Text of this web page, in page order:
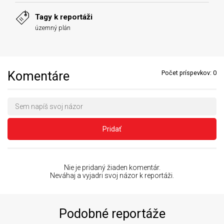
Tagy k reportáži
územný plán
Komentáre Počet príspevkov: 0
Pridať
Nie je pridaný žiaden komentár.
Neváhaj a vyjadri svoj názor k reportáži.
Podobné reportáže